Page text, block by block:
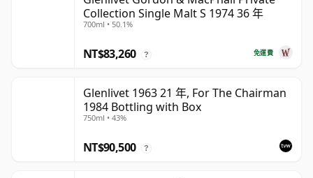
Collection Single Malt S 1974 36 年
700ml • 50.1%
免運費
NT$83,260 ?
Glenlivet 1963 21 年, For The Chairman
1984 Bottling with Box
750ml • 43%
NT$90,500 ?